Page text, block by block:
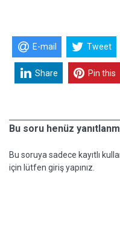
E-mail Tweet
Share Pin this
Bu soru henüz
Bu soruya sadece kayıtlı
için lütfen giriş yapınız.